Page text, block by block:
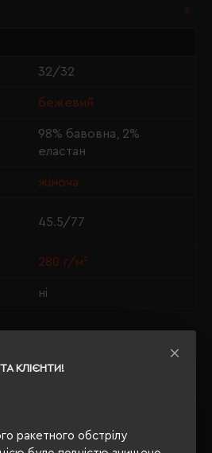
КЛІЄНТИ!
ракетного обстрілу
32/32
бежевий
98% бавовна, 2%
еластан
жіноча
45.5/77
280 г/м²
ні